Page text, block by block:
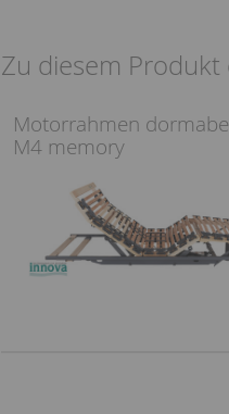
Zu diesem
Motorrahmen
M4 memory